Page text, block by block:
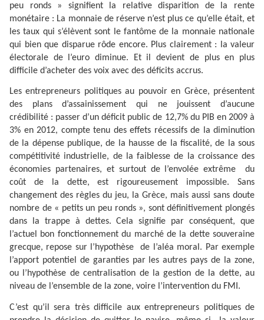
peu ronds » signifient la relative disparition de la rente
monétaire : La monnaie de réserve n’est plus ce qu’elle était, et
les taux qui s’élèvent sont le fantôme de la monnaie nationale
qui bien que disparue rôde encore. Plus clairement : la valeur
électorale de l’euro diminue. Et il devient de plus en plus
difficile d’acheter des voix avec des déficits accrus.
Les entrepreneurs politiques au pouvoir en Grèce, présentent
des plans d’assainissement qui ne jouissent d’aucune
crédibilité : passer d’un déficit public de 12,7% du PIB en 2009 à
3% en 2012, compte tenu des effets récessifs de la diminution
de la dépense publique, de la hausse de la fiscalité, de la sous
compétitivité industrielle, de la faiblesse de la croissance des
économies partenaires, et surtout de l’envolée extrême
du
coût de la dette, est rigoureusement impossible. Sans
changement des règles du jeu, la Grèce, mais aussi sans doute
nombre de « petits un peu ronds », sont définitivement plongés
dans la trappe à dettes. Cela signifie par conséquent, que
l’actuel bon fonctionnement du marché de la dette souveraine
grecque, repose sur l’hypothèse
de l’aléa moral. Par exemple
l’apport potentiel de garanties par les autres pays de la zone,
ou l’hypothèse de centralisation de la gestion de la dette, au
niveau de l’ensemble de la zone, voire l’intervention du FMI.
C’est qu’il sera très difficile aux entrepreneurs politiques de